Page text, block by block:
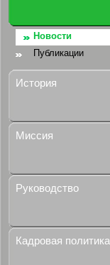
Новости
Публикации
История
Миссия
Руководство
Кадровая политика